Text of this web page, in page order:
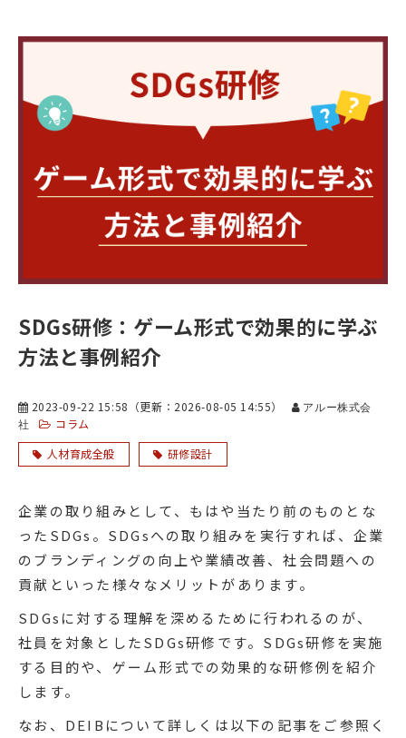
SDGs研修：ゲーム形式で効果的に学ぶ
方法と事例紹介
2023-09-22 15:58 （更新： 2026-08-05 14:55）
アルー株式会
社
コラム
人材育成全般
研修設計
企業の取り組みとして、もはや当たり前のものとな
ったSDGs。SDGsへの取り組みを実行すれば、企業
のブランディングの向上や業績改善、社会問題への
貢献といった様々なメリットがあります。
SDGsに対する理解を深めるために行われるのが、
社員を対象としたSDGs研修です。SDGs研修を実施
する目的や、ゲーム形式での効果的な研修例を紹介
します。
なお、DEIBについて詳しくは以下の記事をご参照く